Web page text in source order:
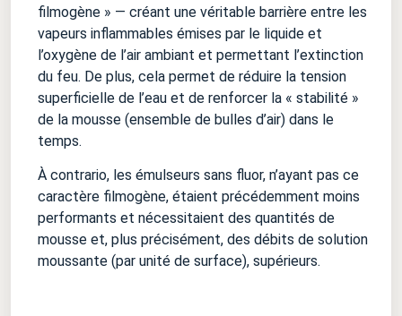
filmogène » — créant une véritable barrière entre les
vapeurs inflammables émises par le liquide et
l’oxygène de l’air ambiant et permettant l’extinction
du feu. De plus, cela permet de réduire la tension
superficielle de l’eau et de renforcer la « stabilité »
de la mousse (ensemble de bulles d’air) dans le
temps.
À contrario, les émulseurs sans fluor, n’ayant pas ce
caractère filmogène, étaient précédemment moins
performants et nécessitaient des quantités de
mousse et, plus précisément, des débits de solution
moussante (par unité de surface), supérieurs.